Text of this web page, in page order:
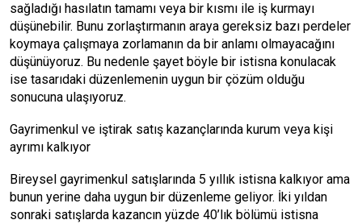
sağladığı hasılatın tamamı veya bir kısmı ile iş kurmayı
düşünebilir. Bunu zorlaştırmanın araya gereksiz bazı perdeler
koymaya çalışmaya zorlamanın da bir anlamı olmayacağını
düşünüyoruz. Bu nedenle şayet böyle bir istisna konulacak
ise tasarıdaki düzenlemenin uygun bir çözüm olduğu
sonucuna ulaşıyoruz.
Gayrimenkul ve iştirak satış kazançlarında kurum veya kişi
ayrımı kalkıyor
Bireysel gayrimenkul satışlarında 5 yıllık istisna kalkıyor ama
bunun yerine daha uygun bir düzenleme geliyor. İki yıldan
sonraki satışlarda kazancın yüzde 40’lık bölümü istisna